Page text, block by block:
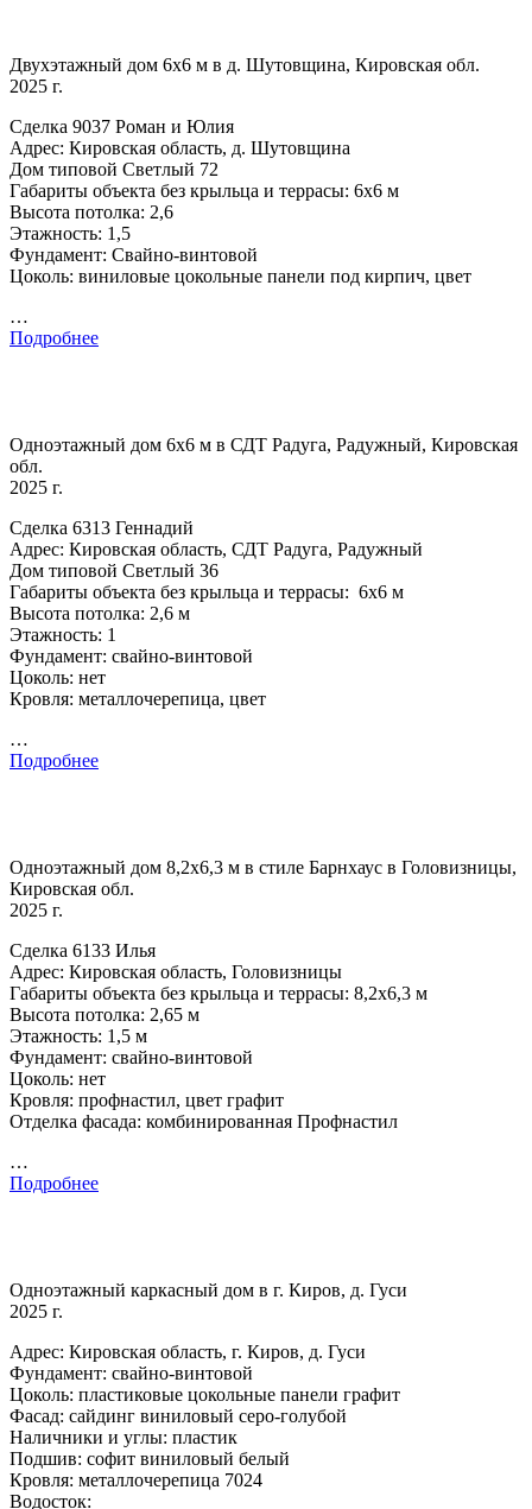
Двухэтажный дом 6х6 м в д. Шутовщина, Кировская обл.
2025 г.
Сделка 9037 Роман и Юлия
Адрес: Кировская область, д. Шутовщина
Дом типовой Светлый 72
Габариты объекта без крыльца и террасы: 6х6 м
Высота потолка: 2,6
Этажность: 1,5
Фундамент: Свайно-винтовой
Цоколь: виниловые цокольные панели под кирпич, цвет
…
Подробнее
Одноэтажный дом 6х6 м в СДТ Радуга, Радужный, Кировская
обл.
2025 г.
Сделка 6313 Геннадий
Адрес: Кировская область, СДТ Радуга, Радужный
Дом типовой Светлый 36
Габариты объекта без крыльца и террасы: 6х6 м
Высота потолка: 2,6 м
Этажность: 1
Фундамент: свайно-винтовой
Цоколь: нет
Кровля: металлочерепица, цвет
…
Подробнее
Одноэтажный дом 8,2х6,3 м в стиле Барнхаус в Головизницы,
Кировская обл.
2025 г.
Сделка 6133 Илья
Адрес: Кировская область, Головизницы
Габариты объекта без крыльца и террасы: 8,2х6,3 м
Высота потолка: 2,65 м
Этажность: 1,5 м
Фундамент: свайно-винтовой
Цоколь: нет
Кровля: профнастил, цвет графит
Отделка фасада: комбинированная Профнастил
…
Подробнее
Одноэтажный каркасный дом в г. Киров, д. Гуси
2025 г.
Адрес: Кировская область, г. Киров, д. Гуси
Фундамент: свайно-винтовой
Цоколь: пластиковые цокольные панели графит
Фасад: сайдинг виниловый серо-голубой
Наличники и углы: пластик
Подшив: софит виниловый белый
Кровля: металлочерепица 7024
Водосток: